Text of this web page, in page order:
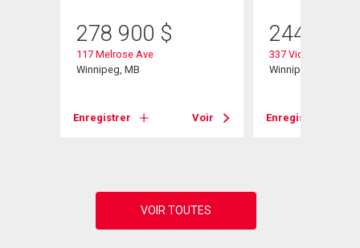
278 900 $
117 Melrose Ave
Winnipeg, MB
Enregistrer Voir
244 900
337 Victoria Avenue
Winnipeg, MB
Enregistrer